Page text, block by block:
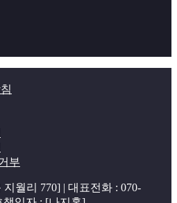
부
월리 770] | 대표전화 : 070-